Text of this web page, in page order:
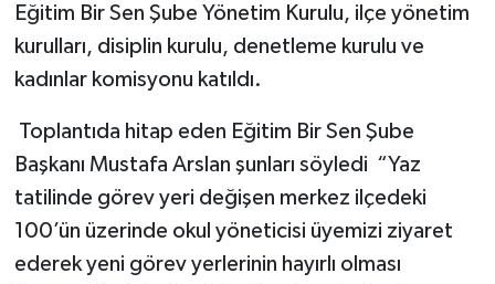
Eğitim Bir Sen Şube Yönetim Kurulu, ilçe yönetim
kurulları, disiplin kurulu, denetleme kurulu ve
kadınlar komisyonu katıldı.
Toplantıda hitap eden Eğitim Bir Sen Şube
Başkanı Mustafa Arslan şunları söyledi “Yaz
tatilinde görev yeri değişen merkez ilçedeki
100’ün üzerinde okul yöneticisi üyemizi ziyaret
ederek yeni görev yerlerinin hayırlı olması